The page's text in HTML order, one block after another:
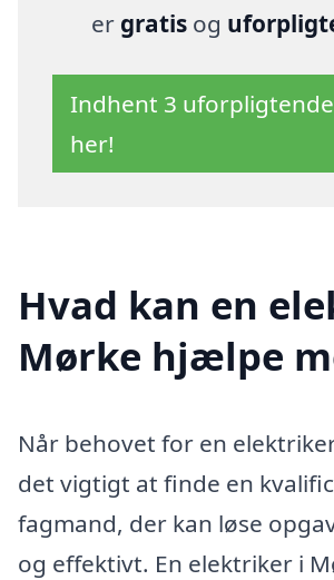
er gratisog
Indhent 3
her!
Hvad kan en
Mørke hjælpe
Når behovet for en
det vigtigt at finde en
fagmand, der kan løse
og effektivt. En elektriker i